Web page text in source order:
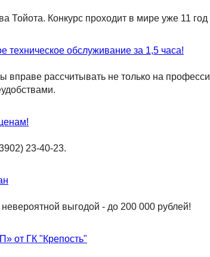
Тойота. Конкурс проходит в мире уже 11
техническое обслуживание за 1,5 часа!
рассчитывать не только на
23-40-23.
выгодой - до 200 000 рублей!
от ГК "Крепость"